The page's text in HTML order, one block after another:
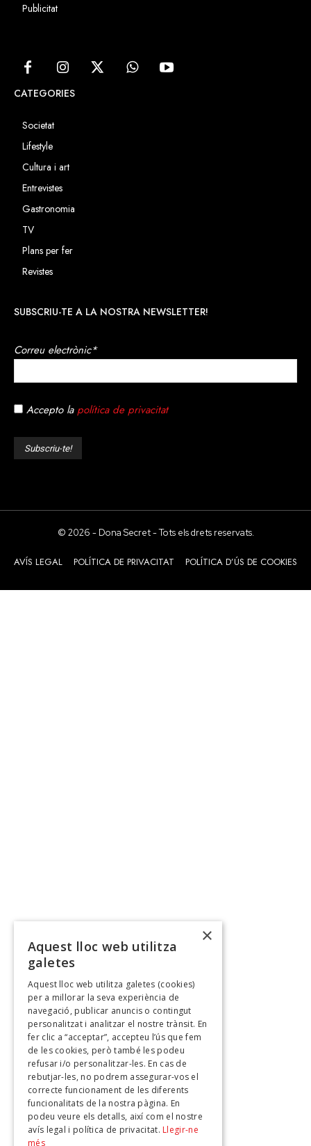
Publicitat
CATEGORIES
Societat
Lifestyle
Cultura i art
Entrevistes
Gastronomia
TV
Plans per fer
Revistes
SUBSCRIU-TE A LA NOSTRA NEWSLETTER!
Correu electrònic*
Accepto la política de privacitat
© 2026 - Dona Secret - Tots els drets reservats.
AVÍS LEGAL POLÍTICA DE PRIVACITAT POLÍTICA D’ÚS DE COOKIES
×
Aquest lloc web utilitza
galetes
Aquest lloc web utilitza galetes (cookies)
per a millorar la seva experiència de
navegació, publicar anuncis o contingut
personalitzat i analitzar el nostre trànsit. En
fer clic a “acceptar”, accepteu l’ús que fem
de les cookies, però també les podeu
refusar i/o personalitzar-les. En cas de
rebutjar-les, no podrem assegurar-vos el
correcte funcionament de les diferents
funcionalitats de la nostra pàgina. En
podeu veure els detalls, així com el nostre
avís legal i política de privacitat. Llegir-ne
més